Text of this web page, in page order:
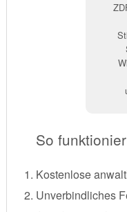
So
Kostenlose
Unverbindliches